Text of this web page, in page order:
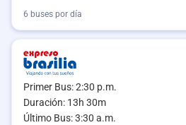
6 buses por día
Primer Bus: 2:30 p.m.
Duración: 13h 30m
Último Bus: 3:30 a.m.